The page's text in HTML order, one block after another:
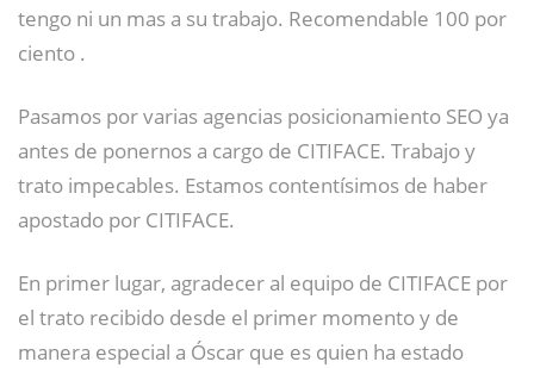
tengo ni un mas a su trabajo. Recomendable 100 por
ciento .
Pasamos por varias agencias posicionamiento SEO ya
antes de ponernos a cargo de CITIFACE. Trabajo y
trato impecables. Estamos contentísimos de haber
apostado por CITIFACE.
En primer lugar, agradecer al equipo de CITIFACE por
el trato recibido desde el primer momento y de
manera especial a Óscar que es quien ha estado